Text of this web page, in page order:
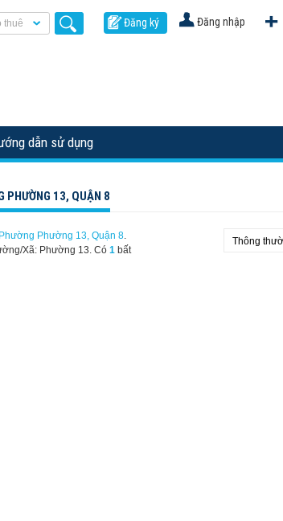
Đăng nhập
Đăng ký
thuê
dẫn sử dụng
PHƯỜNG 13, QUẬN 8
Phường 13, Quận 8.
Xã: Phường 13. Có 1 bất
Thông